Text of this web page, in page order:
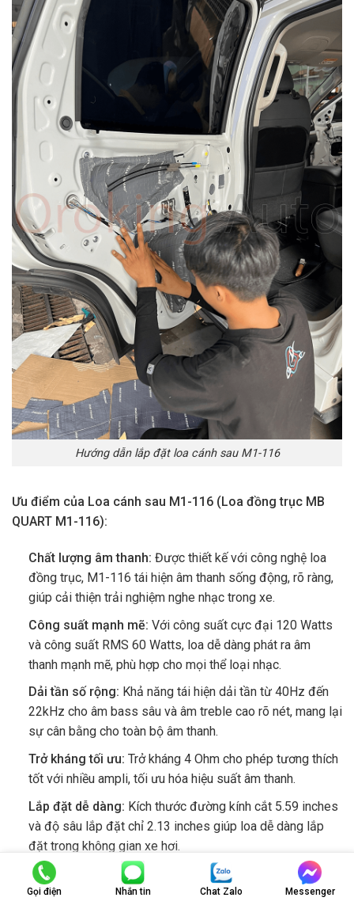
Hướng dẫn lắp đặt loa cánh sau M1-116
Ưu điểm của Loa cánh sau M1-116 (Loa đồng trục MB
QUART M1-116):
Chất lượng âm thanh: Được thiết kế với công nghệ loa
đồng trục, M1-116 tái hiện âm thanh sống động, rõ ràng,
giúp cải thiện trải nghiệm nghe nhạc trong xe.
Công suất mạnh mẽ: Với công suất cực đại 120 Watts
và công suất RMS 60 Watts, loa dễ dàng phát ra âm
thanh mạnh mẽ, phù hợp cho mọi thể loại nhạc.
Dải tần số rộng: Khả năng tái hiện dải tần từ 40Hz đến
22kHz cho âm bass sâu và âm treble cao rõ nét, mang lại
sự cân bằng cho toàn bộ âm thanh.
Trở kháng tối ưu: Trở kháng 4 Ohm cho phép tương thích
tốt với nhiều ampli, tối ưu hóa hiệu suất âm thanh.
Lắp đặt dễ dàng: Kích thước đường kính cắt 5.59 inches
và độ sâu lắp đặt chỉ 2.13 inches giúp loa dễ dàng lắp
đặt trong không gian xe hơi.
Độ nhạy cao:
Độ nhạy 88 dB giúp loa phát ra âm thanh to
và rõ ràng ngay cả ở mức công suất thấp, tiết kiệm năng
Gọi điện Nhắn tin Chat Zalo Messenger